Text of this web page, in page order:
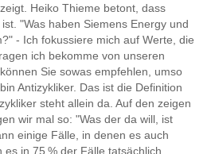
Heiko Thieme betont, dass
"Was haben Siemens Energy und
- Ich fokussiere mich auf Werte, die
ich bekomme von unseren
Sie sowas empfehlen, umso
Antizykliker. Das ist die Definition
steht allein da. Auf den zeigen
wir mal so: "Was der da will, ist
einige Fälle, in denen es auch
es in 75 % der Fälle tatsächlich